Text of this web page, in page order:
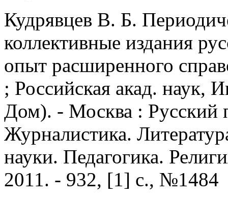
Кудрявцев В. Б.
коллективные издания
опыт расширенного
; Российская акад. наук,
Дом). - Москва : Русский
Журналистика.
науки. Педагогика.
2011. - 932, [1] с., №1484